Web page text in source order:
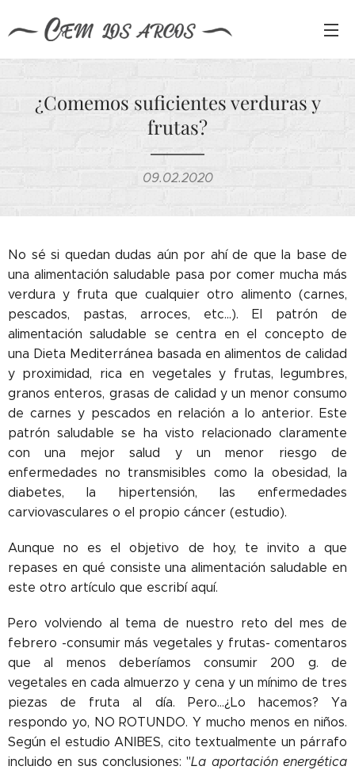
¿Comemos suficientes verduras y
frutas?
09.02.2020
No sé si quedan dudas aún por ahí de que la base de
una alimentación saludable pasa por comer mucha más
verdura y fruta que cualquier otro alimento (carnes,
pescados, pastas, arroces, etc...). El patrón de
alimentación saludable se centra en el concepto de
una Dieta Mediterránea basada en alimentos de calidad
y proximidad, rica en vegetales y frutas, legumbres,
granos enteros, grasas de calidad y un menor consumo
de carnes y pescados en relación a lo anterior. Este
patrón saludable se ha visto relacionado claramente
con una mejor salud y un menor riesgo de
enfermedades no transmisibles como la obesidad, la
diabetes, la hipertensión, las enfermedades
carviovasculares o el propio cáncer (estudio).
Aunque no es el objetivo de hoy, te invito a que
repases en qué consiste una alimentación saludable en
este otro artículo que escribí aquí.
Pero volviendo al tema de nuestro reto del mes de
febrero -consumir más vegetales y frutas- comentaros
que al menos deberíamos consumir 200 g. de
vegetales en cada almuerzo y cena y un mínimo de tres
piezas de fruta al día. Pero...¿Lo hacemos? Ya
respondo yo, NO ROTUNDO. Y mucho menos en niños.
Según el estudio ANIBES, cito textualmente un párrafo
incluido en sus conclusiones: "La aportación energética